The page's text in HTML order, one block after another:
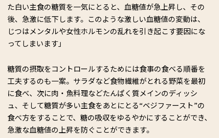
た白い主食の糖質を一気にとると、血糖値が急上昇し、その
後、急激に低下します。このような激しい血糖値の変動は、
じつはメンタルや女性ホルモンの乱れを引き起こす要因にな
ってしまいます」
糖質の摂取をコントロールするためには食事の食べる順番を
工夫するのも一案。サラダなど食物繊維がとれる野菜を最初
に食べ、次に肉・魚料理などたんぱく質メインのディッシ
ュ、そして糖質が多い主食をあとにとる“ベジファースト”の
食べ方をすることで、糖の吸収をゆるやかにすることができ、
急激な血糖値の上昇を防ぐことができます。